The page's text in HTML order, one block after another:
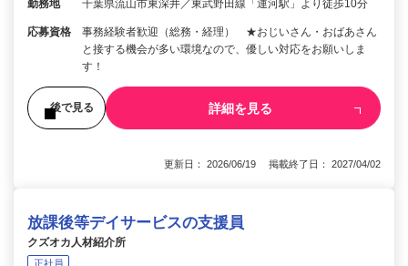
勤務地 千葉県流山市東深井／東武野田線「運河駅」より徒歩10分
応募資格
事務経験者歓迎（総務・経理） ★おじいさん・おばあさん
と接する機会が多い環境なので、優しい対応をお願いしま
す！
後で見る 詳細を見る
更新日： 2026/06/19 掲載終了日： 2027/04/02
放課後等デイサービスの支援員
クズオカ人材紹介所
正社員